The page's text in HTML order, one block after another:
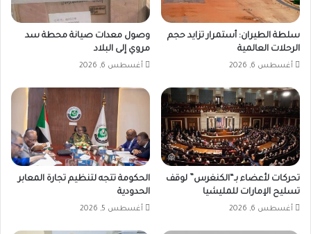
سلطة الطيران: أستمرار تزايد حجم
الرحلات العالمية
أغسطس 6, 2026
وصول معدات صيانة محطة سد
مروي إلى البلاد
أغسطس 6, 2026
تحركات لأعضاء بـ“الكنغرس” لوقف
تسليح الإمارات للمليشيا
أغسطس 6, 2026
الحكومة تتجه لتنظيم تجارة المعابر
الحدودية
أغسطس 5, 2026